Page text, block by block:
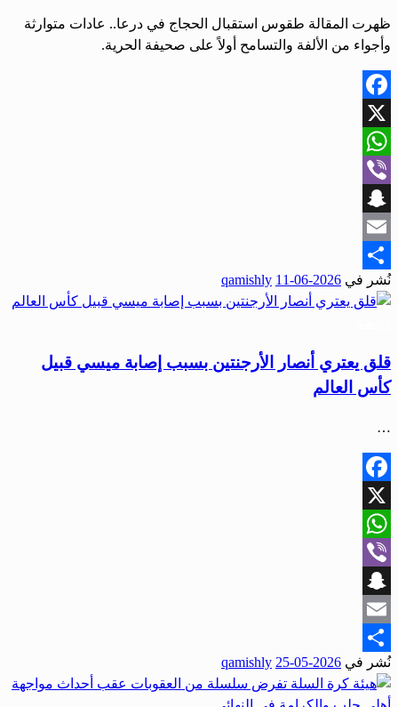
ظهرت المقالة طقوس استقبال الحجاج في درعا.. عادات متوارثة
وأجواء من الألفة والتسامح أولاً على صحيفة الحرية.
Facebook
X
WhatsApp
Viber
Snapchat
Email
Share
نُشر في 2026-06-11
qamishly
قلق يعتري أنصار الأرجنتين بسبب إصابة ميسي قبيل
كأس العالم
…
Facebook
X
WhatsApp
Viber
Snapchat
Email
Share
نُشر في 2026-05-25
qamishly